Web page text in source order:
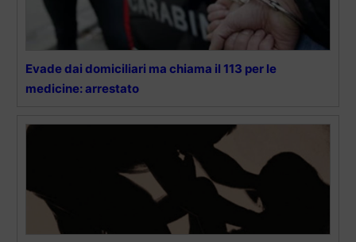
Evade dai domiciliari ma chiama il 113 per le
medicine: arrestato